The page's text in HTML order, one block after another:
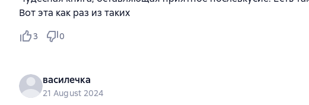
Вот эта как раз из таких
3 0
василечка
21 August 2024